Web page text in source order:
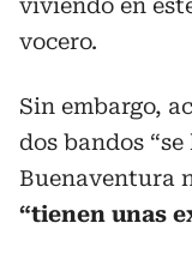
viviendo en
vocero.
Sin embargo,
dos bandos
Buenaventura
“tienen unas